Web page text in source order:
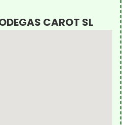
CAROT SL